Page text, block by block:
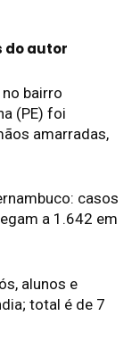
do autor
bairro
(PE) foi
amarradas,
casos
a 1.642 em
alunos e
total é de 7